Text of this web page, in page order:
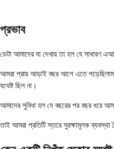
প্রভাব
ডেটা আমাদের যা দেখায় তা হল যে সাধারণ
আমরা প্রায় আড়াই বছর আগে এতে
যথেষ্ট ছিল না।
আমাদের সুবিধা হল যে বছরের পর বছর ধরে
তাই আমরা প্রতিটি স্তরে সুরক্ষামূলক